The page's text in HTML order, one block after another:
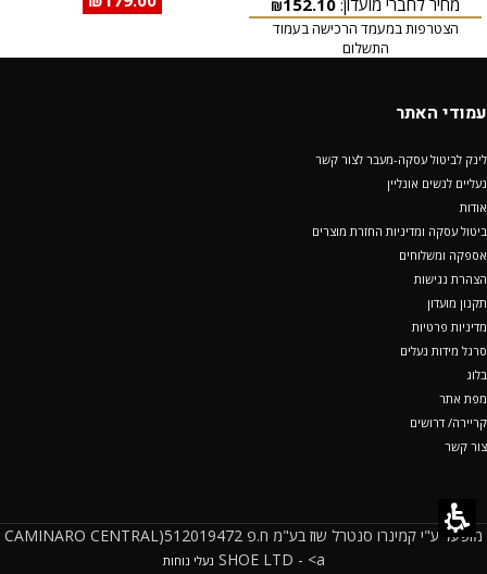
מחיר לחברי מועדון: ₪152.10
הצטרפות במעמד הרכישה בעמוד
התשלום
עמודי האתר
לינק לביטול עסקה-מעבר לצור קשר
נעליים לנשים אונליין
אודות
ביטול עסקה ומדיניות החזרת מוצרים
אספקה ומשלוחים
הצהרת נגישות
תקנון מועדון
מדיניות פרטיות
סרגל מידות נעלים
בלוג
מפת אתר
קריירה/ דרושים
צור קשר
מופעל ע"י קמינרו סנטרל שוז בע"מ ח.פ 512019472(CAMINARO CENTRAL
SHOE LTD - <a נעלי נוחות